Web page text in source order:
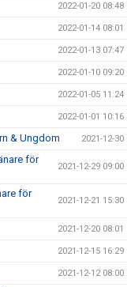
2022-01-20 08:48
2022-01-14 08:01
2022-01-13 07:47
2022-01-10 09:20
2022-01-05 11:24
2022-01-01 10:16
& Ungdom 2021-12-30
för
2021-12-29 09:00
för
2021-12-21 15:30
2021-12-20 08:01
2021-12-15 16:29
2021-12-12 08:00